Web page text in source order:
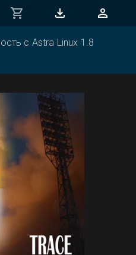
с Astra Linux 1.8